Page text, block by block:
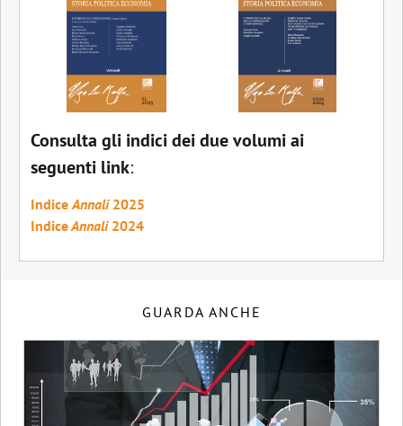
Consulta gli indici dei due volumi ai
seguenti link:
IndiceAnnali2025
IndiceAnnali2024
GUARDA ANCHE